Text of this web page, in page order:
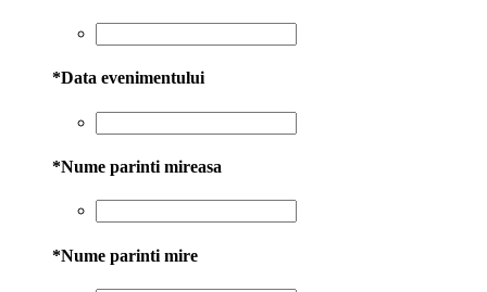
*Data evenimentului
*Nume parinti mireasa
*Nume parinti mire